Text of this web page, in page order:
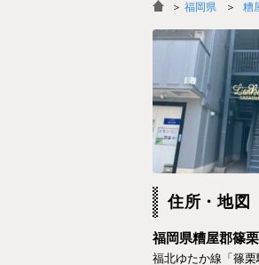
＞ 福岡県 糟
住所・地図
福岡県糟屋郡篠
福北ゆたか線「篠